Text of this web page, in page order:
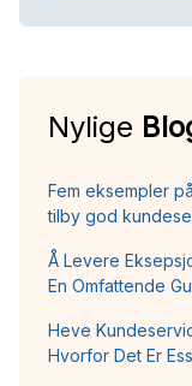
Nylige
Fem eksempler
tilby god
Å Levere
En Omfattende
Heve
Hvorfor Det Er